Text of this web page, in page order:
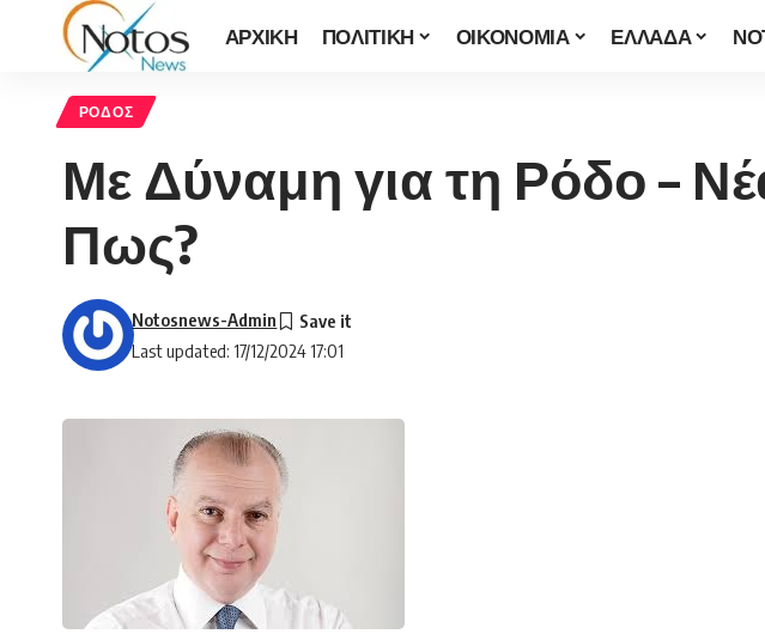
ΑΡΧΙΚΗ ΠΟΛΙΤΙΚΗ ΟΙΚΟΝΟΜΙΑ ΕΛΛΑΔΑ
ΡΟΔΟΣ
Με Δύναμη για τη Ρόδο –
Πως?
Last updated: 17/12/2024 17:01
Notosnews-Admin